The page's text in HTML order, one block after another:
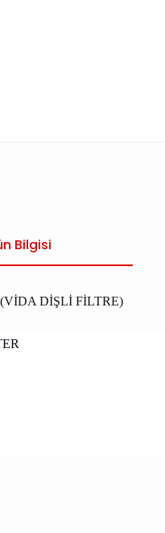
Bilgisi
DİŞLİ FİLTRE)